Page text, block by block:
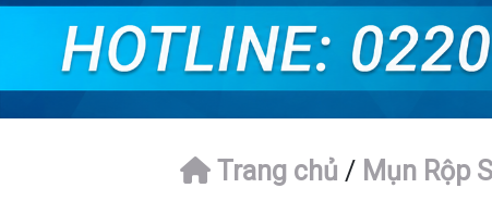
Trang chủ / Mụn Rộp